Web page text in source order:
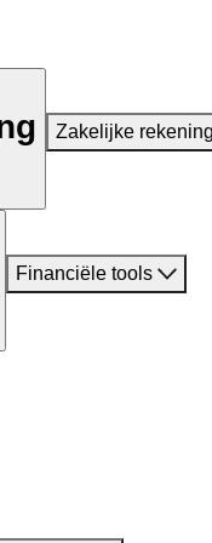
Zakelijke
Financiële tools